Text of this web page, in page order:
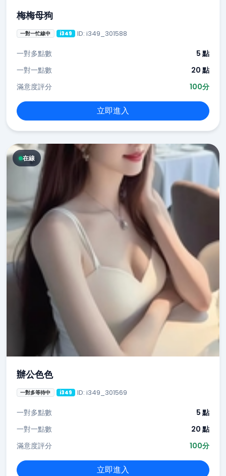
梅梅母狗
一對一忙線中 i349 ID: i349_301588
一對多點數
5 點
一對一點數
20 點
滿意度評分
100分
立即進入
在線
辦公色色
一對多等待中 i349 ID: i349_301569
一對多點數
5 點
一對一點數
20 點
滿意度評分
100分
立即進入